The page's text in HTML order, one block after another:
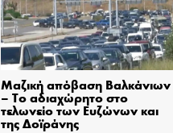
Μαζική απόβαση Βαλκάνιων
– Το αδιαχώρητο στο
τελωνείο των Ευζώνων και
της Δοϊράνης